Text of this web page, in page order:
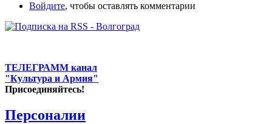
Войдите, чтобы оставлять комментарии
ТЕЛЕГРАММ канал
"Культура и Армия"
Присоединяйтесь!
Персоналии